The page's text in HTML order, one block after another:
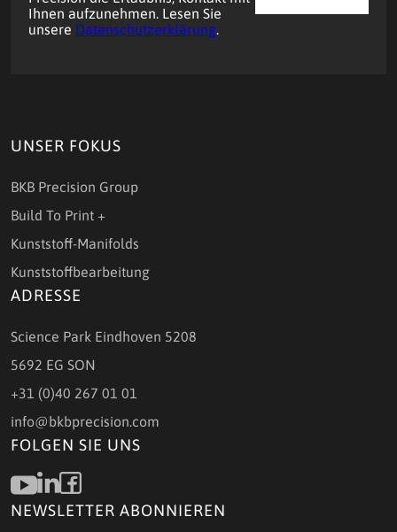
Ihnen aufzunehmen. Lesen Sie
unsere Datenschutzerklärung.
UNSER FOKUS
BKB Precision Group
Build To Print +
Kunststoff-Manifolds
Kunststoffbearbeitung
ADRESSE
Science Park Eindhoven 5208
5692 EG SON
+31 (0)40 267 01 01
info@bkbprecision.com
FOLGEN SIE UNS
NEWSLETTER ABONNIEREN